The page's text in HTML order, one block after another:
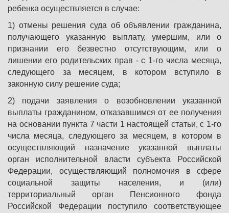
ребенка осуществляется в случае:
1) отмены решения суда об объявлении гражданина,
получающего указанную выплату, умершим, или о
признании его безвестно отсутствующим, или о
лишении его родительских прав - с 1-го числа месяца,
следующего за месяцем, в котором вступило в
законную силу решение суда;
2) подачи заявления о возобновлении указанной
выплаты гражданином, отказавшимся от ее получения
на основании пункта 7 части 1 настоящей статьи, с 1-го
числа месяца, следующего за месяцем, в котором в
осуществляющий назначение указанной выплаты
орган исполнительной власти субъекта Российской
Федерации, осуществляющий полномочия в сфере
социальной защиты населения, и (или)
территориальный орган Пенсионного фонда
Российской Федерации поступило соответствующее